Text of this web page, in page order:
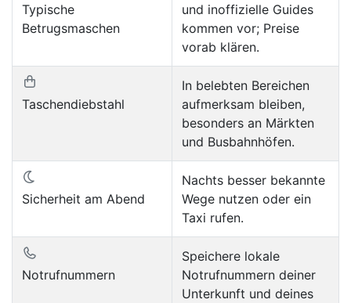
Typische
Betrugsmaschen
und inoffizielle Guides
kommen vor; Preise
vorab klären.
Taschendiebstahl
In belebten Bereichen
aufmerksam bleiben,
besonders an Märkten
und Busbahnhöfen.
Sicherheit am Abend
Nachts besser bekannte
Wege nutzen oder ein
Taxi rufen.
Notrufnummern
Speichere lokale
Notrufnummern deiner
Unterkunft und deines